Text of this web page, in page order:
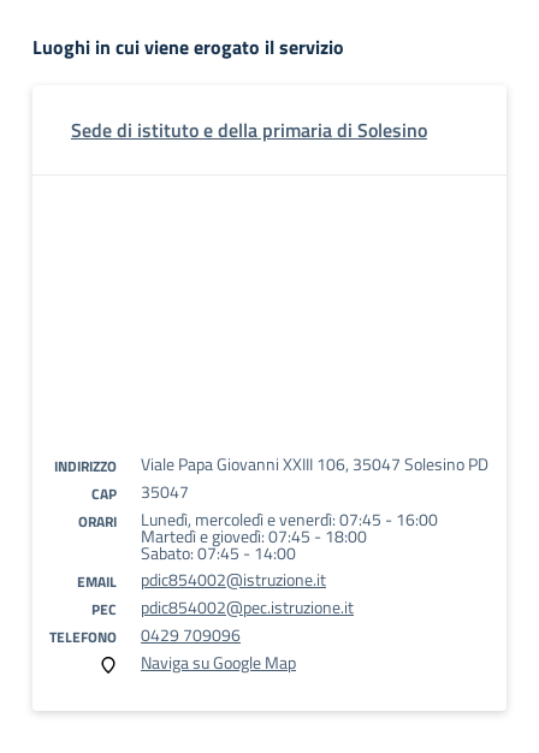
Luoghi in cui viene erogato il servizio
Sede di istituto e della primaria di Solesino
INDIRIZZO Viale Papa Giovanni XXIII 106, 35047 Solesino PD
CAP 35047
ORARI Lunedì, mercoledì e venerdì: 07:45 - 16:00
Martedì e giovedì: 07:45 - 18:00
Sabato: 07:45 - 14:00
EMAIL pdic854002@istruzione.it
PEC pdic854002@pec.istruzione.it
TELEFONO
0429 709096
Naviga su Google Map